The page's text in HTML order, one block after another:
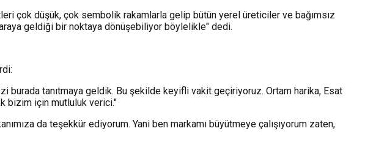
çok düşük, çok sembolik rakamlarla gelip bütün yerel üreticiler ve bağımsız
geldiği bir noktaya dönüşebiliyor böylelikle" dedi.
burada tanıtmaya geldik. Bu şekilde keyifli vakit geçiriyoruz. Ortam harika, Esat
bizim için mutluluk verici."
da teşekkür ediyorum. Yani ben markamı büyütmeye çalışıyorum zaten,